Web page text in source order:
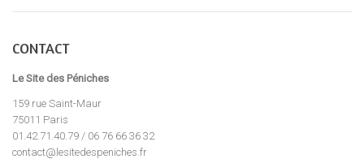
CONTACT
Le Site des Péniches
159 rue Saint-Maur
75011 Paris
01.42.71.40.79 / 06 76 66 36 32
contact@lesitedespeniches.fr